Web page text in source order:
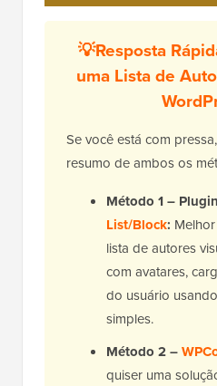
💡Resposta
uma Lista de
Se você está com
resumo de ambos os
Método 1 – Plugin
List/Block:
lista de autores
com avatares,
do usuário
simples.
Método 2 –
quiser uma